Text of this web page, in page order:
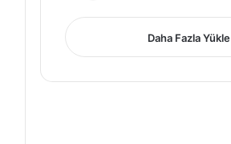
Daha Fazla Yükle